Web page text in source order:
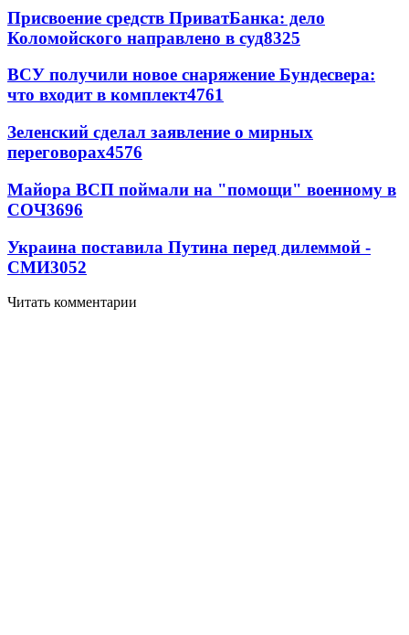
Присвоение средств ПриватБанка: дело
Коломойского направлено в суд8325
ВСУ получили новое снаряжение Бундесвера:
что входит в комплект4761
Зеленский сделал заявление о мирных
переговорах4576
Майора ВСП поймали на "помощи" военному в
СОЧ3696
Украина поставила Путина перед дилеммой -
СМИ3052
Читать комментарии